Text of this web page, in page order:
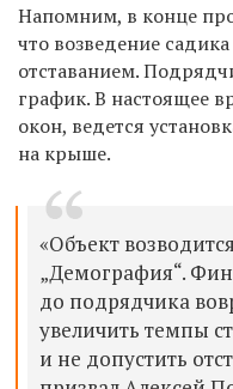
Напомним, в конце
что возведение
отставанием.
график.В настоящее
окон, ведется
на крыше.
«Объект
„Демография“.
до подрядчика
увеличить темпы
и не допустить